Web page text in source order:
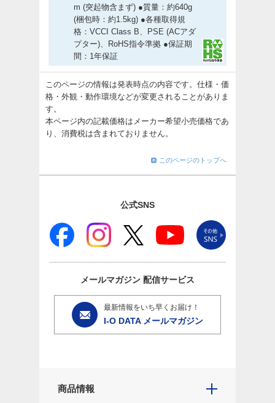
m (突起物含まず) ●質量：約640g
(梱包時：約1.5kg) ●各種取得規
格：VCCI Class B、PSE (ACアダ
プター)、RoHS指令準拠 ●保証期
間：1年保証
このページの情報は発表時点の内容です。仕様・価
格・外観・動作環境などが変更されることがありま
す。
本ページ内の記載価格はメーカー希望小売価格であ
り、消費税は含まれておりません。
このページのトップへ
公式SNS
メールマガジン 配信サービス
最新情報をいち早くお届け！
I-O DATA メールマガジン
商品情報